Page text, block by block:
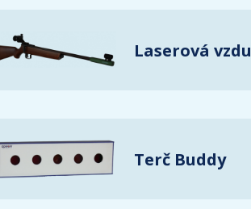
Laserová
Terč Buddy